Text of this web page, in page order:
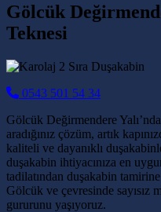
Gölcük
Teknesi
0543 501 54 34
Gölcük Değirmendere
aradığınız çözüm, artık
kaliteli ve dayanıklı
duşakabin ihtiyacınıza en
tadilatından duşakabin
Gölcük ve çevresinde sayısız
gururunu yaşıyoruz.